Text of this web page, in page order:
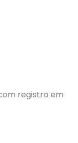
registro em